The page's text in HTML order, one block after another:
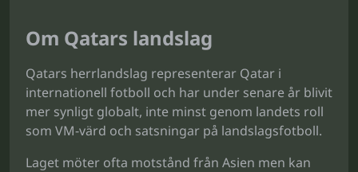
Om Qatars landslag
Qatars herrlandslag representerar Qatar i
internationell fotboll och har under senare år blivit
mer synligt globalt, inte minst genom landets roll
som VM-värd och satsningar på landslagsfotboll.
Laget möter ofta motstånd från Asien men kan